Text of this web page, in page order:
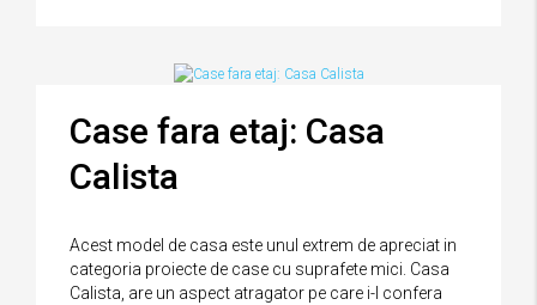
Case fara etaj: Casa
Calista
Acest model de casa este unul extrem de apreciat in
categoria proiecte de case cu suprafete mici. Casa
Calista, are un aspect atragator pe care i-l confera